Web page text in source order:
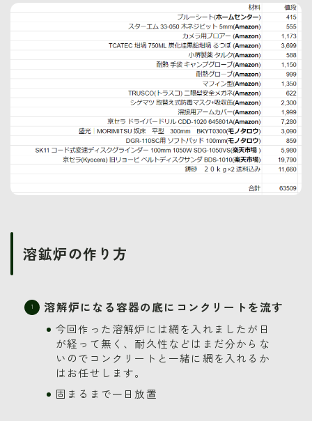
溶鉱炉の作り方
溶解炉になる容器の底にコンクリートを流す
今回作った溶解炉には網を入れましたが日
が経って無く、耐久性などはまだ分からな
いのでコンクリートと一緒に網を入れるか
はお任せします。
固まるまで一日放置